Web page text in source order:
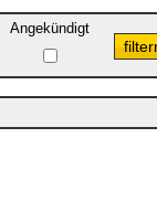
Angekündigt